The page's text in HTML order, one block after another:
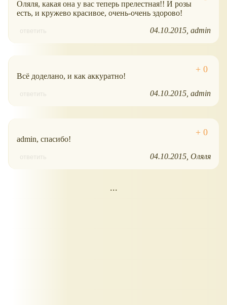
Оляля, какая она у вас теперь прелестная!! И розы
есть, и кружево красивое, очень-очень здорово!
ответить 04.10.2015 admin
Всё доделано, и как аккуратно!
ответить 04.10.2015 admin
admin, спасибо!
ответить 04.10.2015 Оляля
...